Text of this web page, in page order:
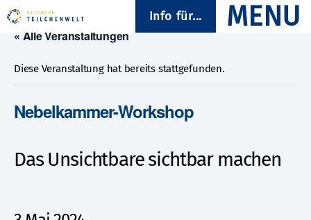
Info für...
« Alle Veranstaltungen
Diese Veranstaltung hat bereits stattgefunden.
Nebelkammer-Workshop
Das Unsichtbare sichtbar machen